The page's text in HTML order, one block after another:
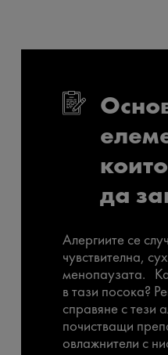
да
Алергиите се
чувствителна,
менопаузата.
в тази посока?
справяне с тези
почистващи
овлажнители с